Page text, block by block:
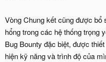
Vòng Chung kết cũng được
hổng trong các hệ thống trọng
Bug Bounty đặc biệt, được
hiện kỹ năng và trình độ của